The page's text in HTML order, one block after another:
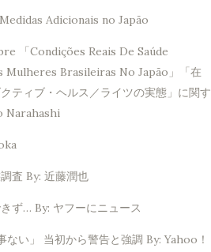
Adicionais no Japão
「Condições Reais De Saúde
Brasileiras No Japão」「在
ティブ・ヘルス／ライツの実態」に関す
Narahashi
査 By: 近藤潤也
ず… By: ヤフーにニュース
い」 当初から警告と強調 By: Yahoo！